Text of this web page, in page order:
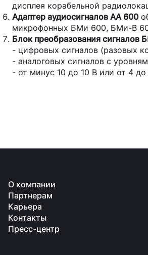
дисплея корабельной
Адаптер аудиосигналов АА 600
микрофонных БМи 600, БМи-В
Блок преобразования сигналов
- цифровых сигналов (разовых
- аналоговых сигналов с
- от минус 10 до 10 В или от 4
О компании
Партнерам
Карьера
Контакты
Пресс-центр